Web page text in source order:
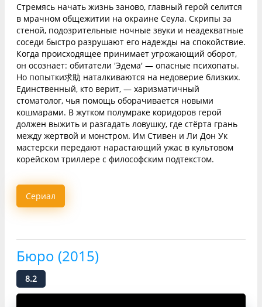
Стремясь начать жизнь заново, главный герой селится
в мрачном общежитии на окраине Сеула. Скрипы за
стеной, подозрительные ночные звуки и неадекватные
соседи быстро разрушают его надежды на спокойствие.
Когда происходящее принимает угрожающий оборот,
он осознает: обитатели 'Эдема' — опасные психопаты.
Но попытки求助 наталкиваются на недоверие близких.
Единственный, кто верит, — харизматичный
стоматолог, чья помощь оборачивается новыми
кошмарами. В жутком полумраке коридоров герой
должен выжить и разгадать ловушку, где стёрта грань
между жертвой и монстром. Им Стивен и Ли Дон Ук
мастерски передают нарастающий ужас в культовом
корейском триллере с философским подтекстом.
Сериал
Бюро (2015)
8.2